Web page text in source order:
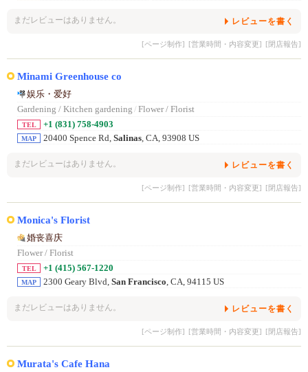
まだレビューはありません。 レビューを書く
[ページ制作] [営業時間・内容変更] [閉店報告]
Minami Greenhouse co
娱乐・爱好
Gardening / Kitchen gardening / Flower / Florist
TEL +1 (831) 758-4903
MAP 20400 Spence Rd, Salinas , CA, 93908 US
まだレビューはありません。 レビューを書く
[ページ制作] [営業時間・内容変更] [閉店報告]
Monica's Florist
婚丧喜庆
Flower / Florist
TEL +1 (415) 567-1220
MAP 2300 Geary Blvd, San Francisco , CA, 94115 US
まだレビューはありません。 レビューを書く
[ページ制作] [営業時間・内容変更] [閉店報告]
Murata's Cafe Hana